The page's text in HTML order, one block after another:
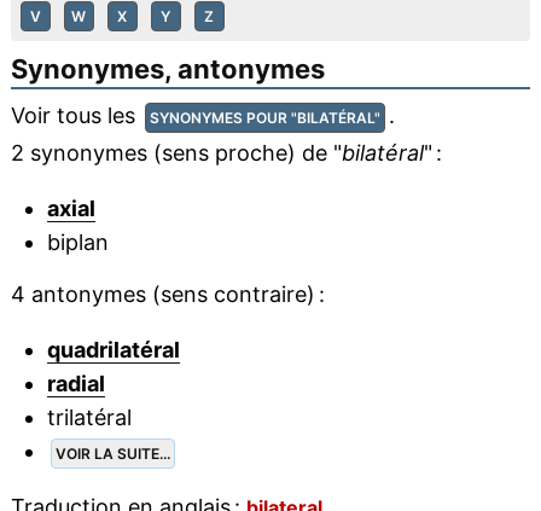
V W X Y Z
Synonymes, antonymes
Voir tous les SYNONYMES POUR "BILATÉRAL" .
2 synonymes (sens proche) de "bilatéral" :
axial
biplan
4 antonymes (sens contraire) :
quadrilatéral
radial
trilatéral
VOIR LA SUITE...